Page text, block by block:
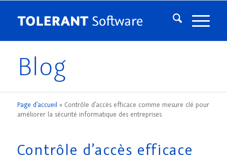
Blog
Page d’accueil » Contrôle d’accès efficace comme mesure clé pour
améliorer la sécurité informatique des entreprises
Contrôle d’accès efficace